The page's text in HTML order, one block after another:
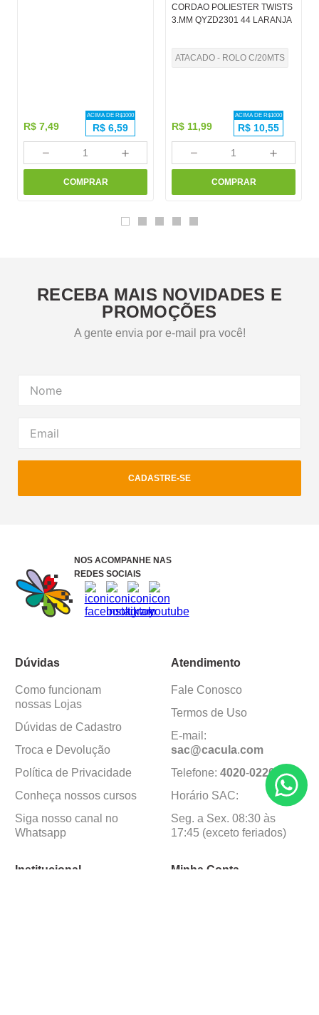
R$ 7,49
ACIMA DE R$1000
R$ 6,59
＋
－
COMPRAR
CORDAO POLIESTER TWISTS
3.MM QYZD2301 44 LARANJA
ATACADO - ROLO C/20MTS
R$ 11,99
ACIMA DE R$1000
R$ 10,55
＋
－
COMPRAR
RECEBA MAIS NOVIDADES E
PROMOÇÕES
A gente envia por e-mail pra você!
CADASTRE-SE
NOS ACOMPANHE NAS
REDES SOCIAIS
Dúvidas
Como funcionam
nossas Lojas
Dúvidas de Cadastro
Troca e Devolução
Política de Privacidade
Conheça nossos cursos
Siga nosso canal no
Whatsapp
Atendimento
Fale Conosco
Termos de Uso
E-mail:
sac@cacula.com
Telefone: 4020-0220
Horário SAC:
Seg. a Sex. 08:30 às
17:45 (exceto feriados)
Institucional Minha Conta